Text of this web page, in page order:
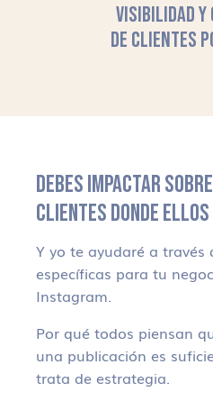
VISIBILIDAD Y
DE CLIENTES
DEBES IMPACTAR
CLIENTES DONDE
Y yo te ayudaré a través
específicas para tu
Instagram.
Por qué todos piensan
una publicación es
trata de estrategia.